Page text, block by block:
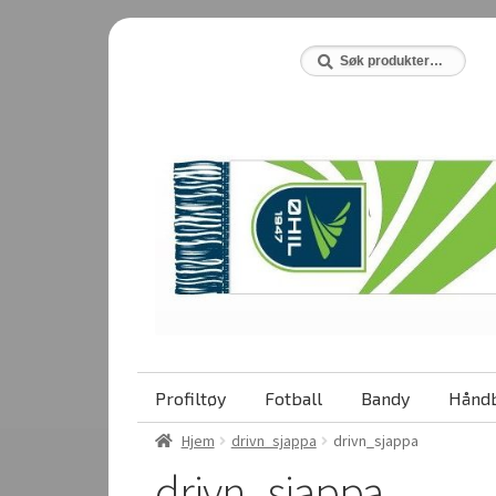
Søk
etter:
Søk
Profiltøy Fotball Bandy
Hjem drivn_sjappa drivn_sjappa